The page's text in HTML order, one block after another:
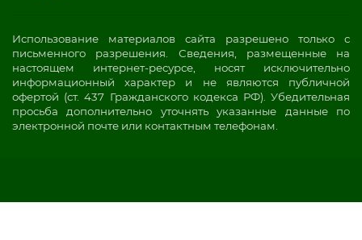
Использование материалов сайта разрешено только с
письменного разрешения. Сведения, размещенные на
настоящем интернет-ресурсе, носят исключительно
информационный характер и не являются публичной
офертой (ст. 437 Гражданского кодекса РФ). Убедительная
просьба дополнительно уточнять указанные данные по
электронной почте или контактным телефонам.